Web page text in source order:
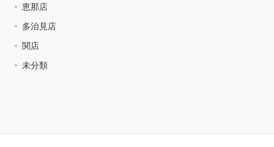
恵那店
多治見店
関店
未分類